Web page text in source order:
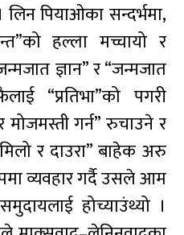
पियाओका सन्दर्भमा,
हल्ला मच्चायो र
ज्ञान” र “जन्मजात
“प्रतिभा”को पगरी
गर्न” रुचाउने र
र दाउरा” बाहेक अरु
व्यवहार गर्दै उसले आम
होच्याउंथ्यो ।